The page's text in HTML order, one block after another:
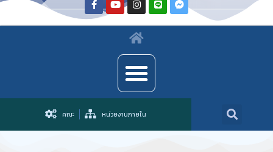
คณะ หน่วยงานภายใน